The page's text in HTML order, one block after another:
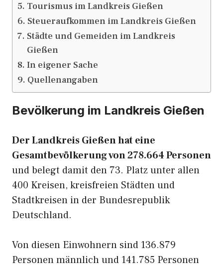
Tourismus im Landkreis Gießen
Steueraufkommen im Landkreis Gießen
Städte und Gemeiden im Landkreis
Gießen
In eigener Sache
Quellenangaben
Bevölkerung im Landkreis Gießen
Der Landkreis Gießen hat eine
Gesamtbevölkerung von 278.664 Personen
und belegt damit den 73. Platz unter allen
400 Kreisen, kreisfreien Städten und
Stadtkreisen in der Bundesrepublik
Deutschland.
Von diesen Einwohnern sind 136.879
Personen männlich und 141.785 Personen